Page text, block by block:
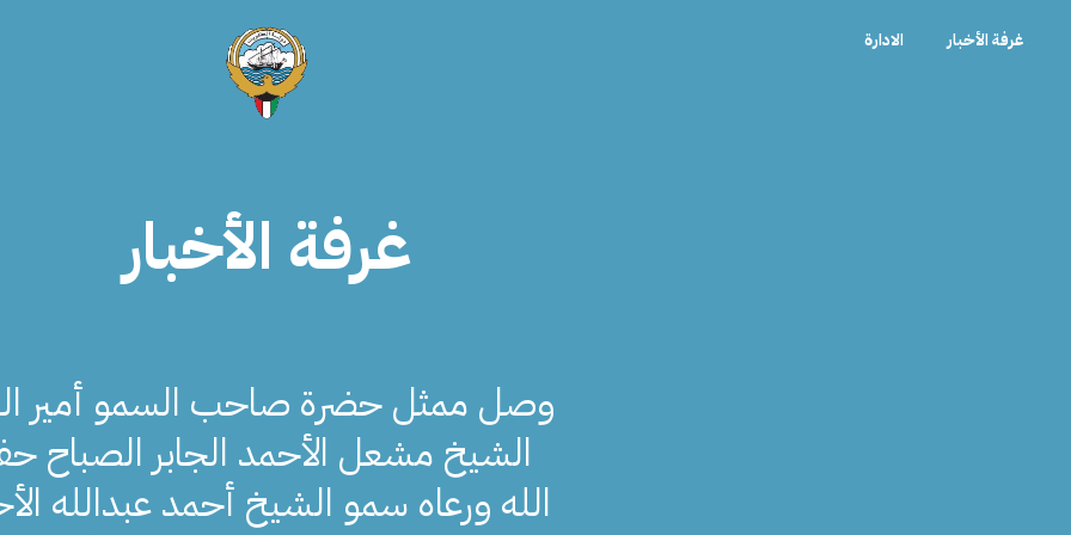
الادارة غرفة الأخبار
غرفة الأخبار
وصل ممثل حضرة صاحب السمو أمير
الشيخ مشعل الأحمد الجابر الصباح
الله ورعاه سمو الشيخ أحمد عبدالله